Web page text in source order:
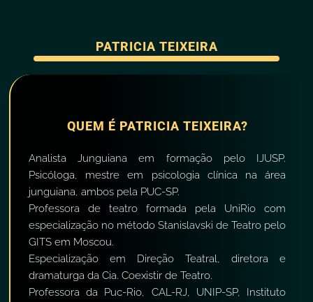
PATRICIA TEIXEIRA
QUEM É PATRICIA TEIXEIRA?
Analista Junguiana em formação pelo IJUSP.
Psicóloga, mestre em psicologia clínica na área
junguiana, ambos pela PUC-SP.
Professora de teatro formada pela UniRio com
especialização no método Stanislavski de Teatro pelo
GITS em Moscou.
Especialização em Direção Teatral, diretora e
dramaturga da Cia. Coexistir de Teatro.
Professora da Puc-Rio, CAL-RJ, UNIP-SP, Instituto